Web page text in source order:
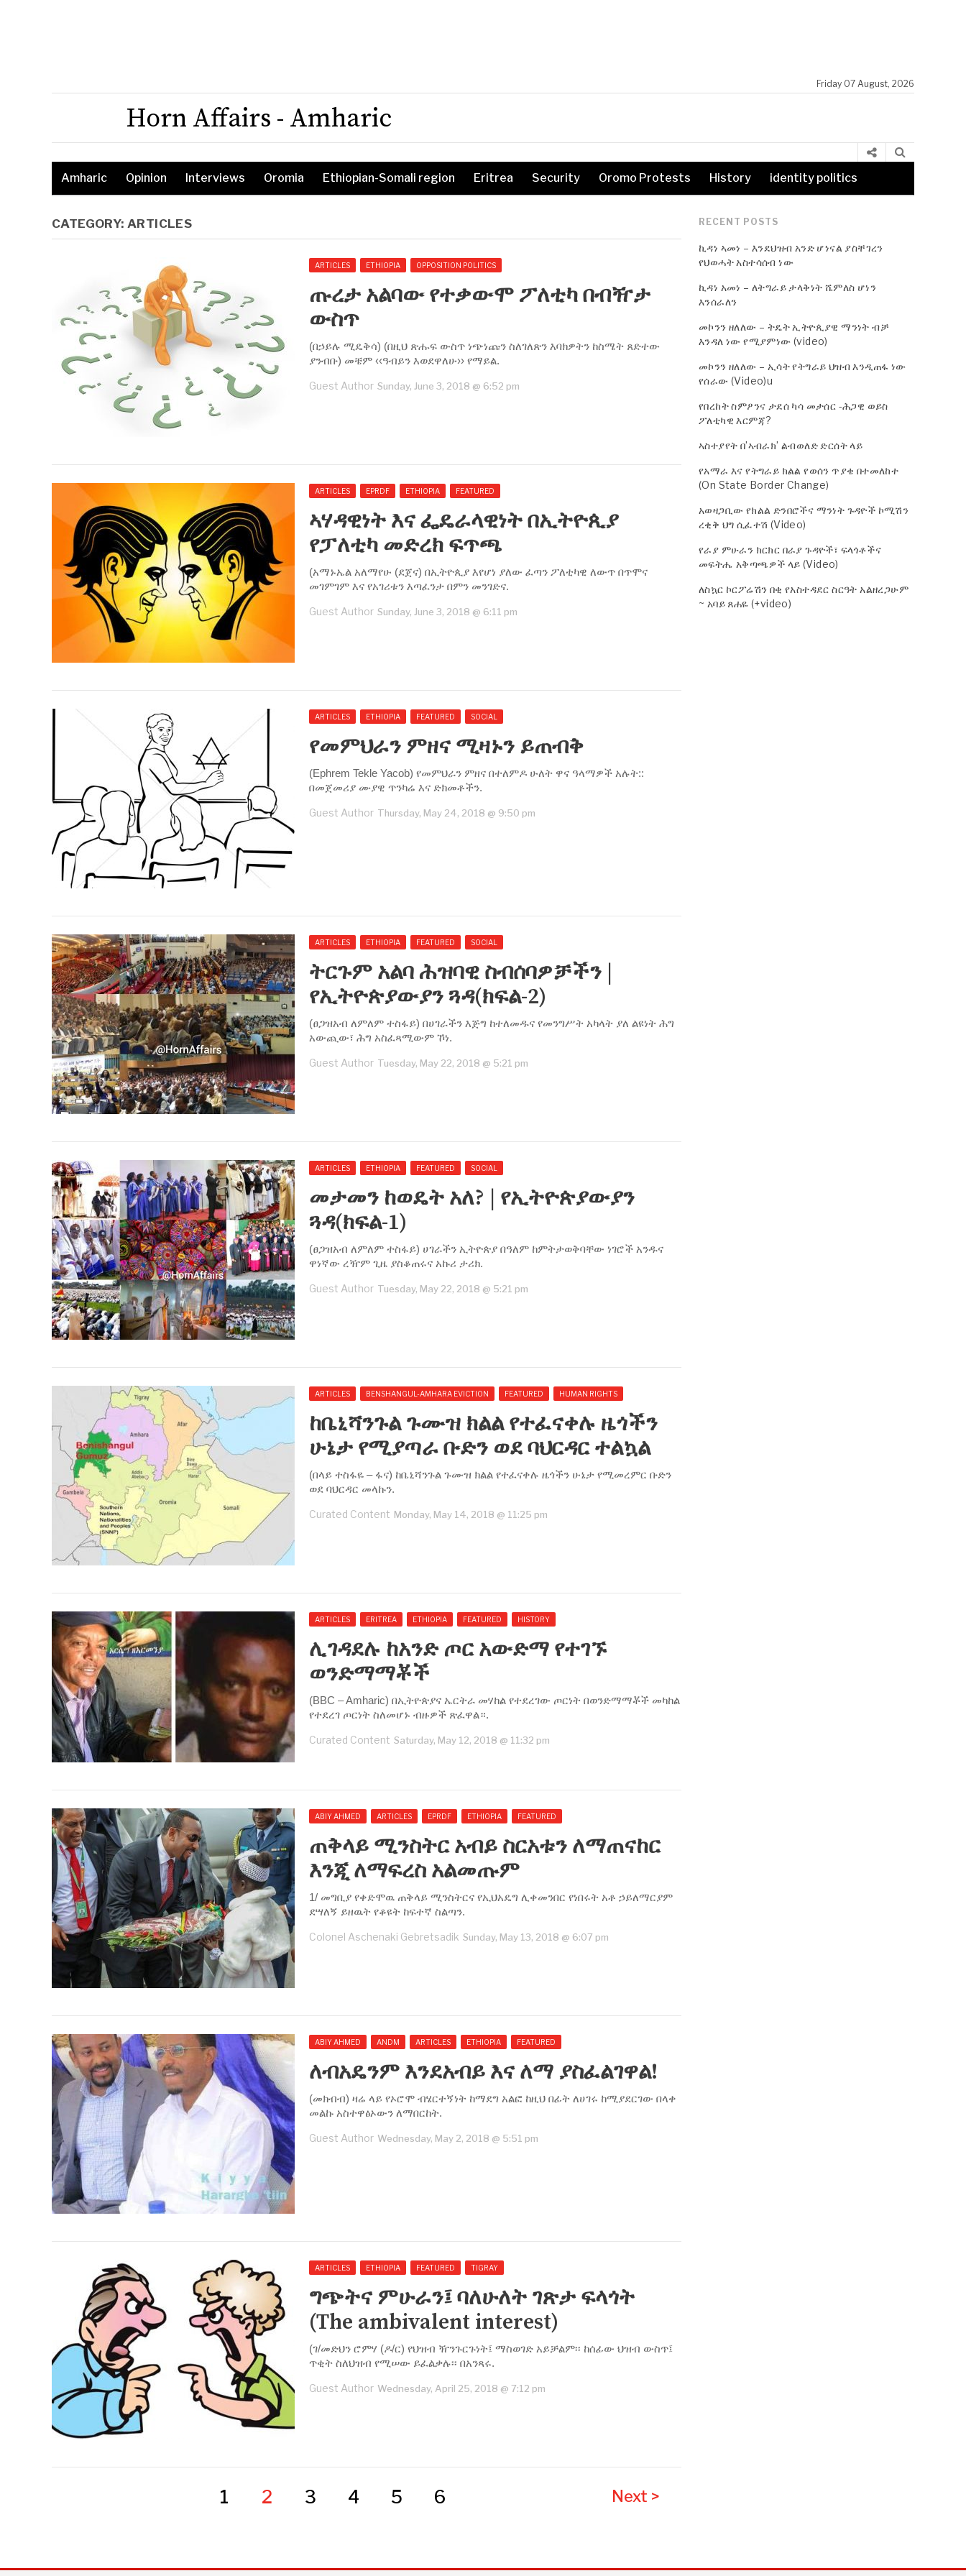
Friday 07 August, 2026
Horn Affairs - Amharic
Amharic Opinion Interviews Oromia Ethiopian-Somali region Eritrea Security Oromo Protests History identity politics
CATEGORY:ARTICLES
ARTICLES ETHIOPIA OPPOSITION POLITICS
ጡረታ አልባው የተቃውሞ ፖለቲካ በብዥታ
ውስጥ
(በኃይሉ ሚዴቅሳ) (በዚህ ጽሑፍ ውስጥ ነጭነጩን ስለገለጽን እባክዎትን ከስሜት ጸድተው
ያንብቡ) መቼም ‹‹ዓብይን እወደዋለሁ›› የማይል.
Guest Author Sunday, June 3, 2018 @ 6:52 pm
ARTICLES EPRDF ETHIOPIA FEATURED
ኣሃዳዊነት እና ፌዴራላዊነት በኢትዮጲያ
የፓለቲካ መድረክ ፍጥጫ
(አማኑኤል አለማየሁ (ደጀና) በኢትዮጲያ እየሆነ ያለው ፈጣን ፖለቲካዊ ለውጥ በጥሞና
መገምገም እና የአገሪቱን እጣፈንታ በምን መንገድና.
Guest Author Sunday, June 3, 2018 @ 6:11 pm
ARTICLES ETHIOPIA FEATURED SOCIAL
የመምህራን ምዘና ሚዛኑን ይጠብቅ
(Ephrem Tekle Yacob) የመምህራን ምዘና በተለምዶ ሁለት ዋና ዓላማዎች አሉት::
በመጀመሪያ ሙያዊ ጥንካሬ እና ድክመቶችን.
Guest Author Thursday, May 24, 2018 @ 9:50 pm
ARTICLES ETHIOPIA FEATURED SOCIAL
ትርጉም አልባ ሕዝባዊ ስብሰባዎቻችን |
የኢትዮጵያውያን ጓዳ(ክፍል-2)
(ፀጋዝአብ ለምለም ተስፋይ) በሀገራችን እጅግ ከተለመዱና የመንግሥት አካላት ያለ ልዩነት ሕግ
አውጪው፣ ሕግ አስፈጻሚውም ኾነ.
Guest Author Tuesday, May 22, 2018 @ 5:21 pm
ARTICLES ETHIOPIA FEATURED SOCIAL
መታመን ከወዴት አለ? | የኢትዮጵያውያን
ጓዳ(ክፍል-1)
(ፀጋዝአብ ለምለም ተስፋይ) ሀገራችን ኢትዮጵያ በዓለም ከምትታወቅባቸው ነገሮች አንዱና
ዋነኛው ረዥም ጊዜ ያስቆጠሩና አኩሪ ታሪክ.
Guest Author Tuesday, May 22, 2018 @ 5:21 pm
ARTICLES BENSHANGUL-AMHARA EVICTION FEATURED HUMAN RIGHTS
ከቤኒሻንጉል ጉሙዝ ክልል የተፈናቀሉ ዜጎችን
ሁኔታ የሚያጣራ ቡድን ወደ ባህርዳር ተልኳል
(በላይ ተስፋዬ – ፋና) ከቤኒሻንጉል ጉሙዝ ክልል የተፈናቀሉ ዜጎችን ሁኔታ የሚመረምር ቡድን
ወደ ባህርዳር መላኩን.
Curated Content Monday, May 14, 2018 @ 11:25 pm
ARTICLES ERITREA ETHIOPIA FEATURED HISTORY
ሊገዳደሉ ከአንድ ጦር አውድማ የተገኙ
ወንድማማቾች
(BBC – Amharic) በኢትዮጵያና ኤርትራ መሃከል የተደረገው ጦርነት በወንድማማቾች መካከል
የተደረገ ጦርነት ስለመሆኑ ብዙዎች ጽፈዋል።.
Curated Content Saturday, May 12, 2018 @ 11:32 pm
ABIY AHMED ARTICLES EPRDF ETHIOPIA FEATURED
ጠቅላይ ሚንስትር አብይ ስርአቱን ለማጠናከር
እንጂ ለማፍረስ አልመጡም
1/ መግቢያ የቀድሞዉ ጠቅላይ ሚንስትርና የኢህአዴግ ሊቀመንበር የነበሩት አቶ ኃይለማርያም
ደሣለኝ ይዘዉት የቆዩት ከፍተኛ ስልጣን.
Colonel Aschenaki Gebretsadik Sunday, May 13, 2018 @ 6:07 pm
ABIY AHMED ANDM ARTICLES ETHIOPIA FEATURED
ለብአዴንም እንደአብይ እና ለማ ያስፈልገዋል!
(መክብብ) ዛሬ ላይ የኦሮሞ ብሄርተኝነት ከማደግ አልፎ ከዚህ በፊት ለሀገሩ ከሚያደርገው በላቀ
መልኩ አስተዋፅኦውን ለማበርከት.
Guest Author Wednesday, May 2, 2018 @ 5:51 pm
ARTICLES ETHIOPIA FEATURED TIGRAY
ግጭትና ምሁራን፤ ባለሁለት ገጽታ ፍላጎት
(The ambivalent interest)
(ገ/መድህን ሮምሃ (ዶ/ር) የህዝብ ዥንጉርጉነት፤ ማስወገድ አይቻልም፡፡ ከሰፊው ህዝብ ውስጥ፤
ጥቂት ስለህዝብ የሚሠው ይፈልቃሉ፡፡ በአንጻሩ.
Guest Author Wednesday, April 25, 2018 @ 7:12 pm
1 2 3 4 5 6 Next >
RECENT POSTS
ኪዳነ ኣመነ – እንደህዝብ አንድ ሆነናል ያስቸገረን
የህወሓት አስተሳሰብ ነው
ኪዳነ አመነ – ለትግራይ ታላቅነት ሼምለስ ሆነን
እንሰራለን
መኮንን ዘለለው – ትዴት ኢትዮጲያዊ ማንነት ብቻ
እንዳለ ነው የሚያምነው (video)
መኮንን ዘለለው – ኢሳት የትግራይ ህዝብ እንዲጠፋ ነው
የሰራው (Video)u
የበረከት ስምዖንና ታደሰ ካሳ መታሰር -ሕጋዊ ወይስ
ፖለቲካዊ እርምጃ?
ኣስተያየት በ’ኣብራክ’ ልብወለድ ድርሰት ላይ
የአማራ እና የትግራይ ክልል የወሰን ጥያቄ በተመለከተ
(On State Border Change)
አወዛጋቢው የክልል ድንበሮችና ማንነት ጉዳዮች ኮሚሽን
ረቂቅ ህግ ሲፈተሽ (Video)
የራያ ምሁራን ክርክር በራያ ጉዳዮች፣ ፍላጎቶችና
መፍትሔ አቅጣጫዎች ላይ (Video)
ለስኳር ኮርፖሬሽን በቂ የአስተዳደር ስርዓት አልዘረጋሁም
~ አባይ ጸሐዬ (+video)